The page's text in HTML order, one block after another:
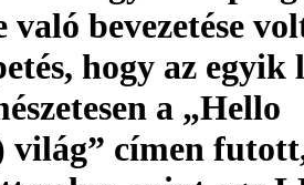
való bevezetése
hogy az egyik
a „Hello
világ” címen